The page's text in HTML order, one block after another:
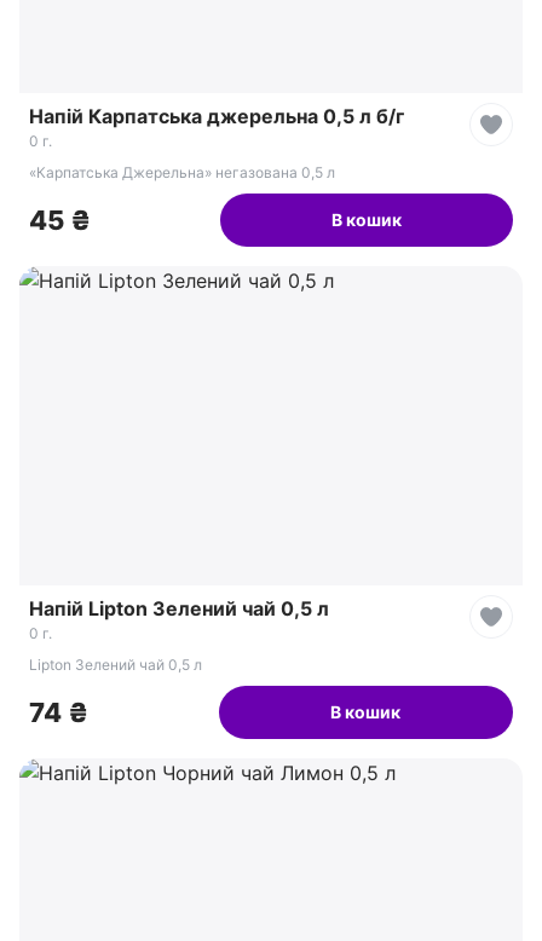
Напій Карпатська джерельна 0,5 л б/г
0 г.
«Карпатська Джерельна» негазована 0,5 л
45 ₴ В кошик
Напій Lipton Зелений чай 0,5 л
0 г.
Lipton Зелений чай 0,5 л
74 ₴ В кошик